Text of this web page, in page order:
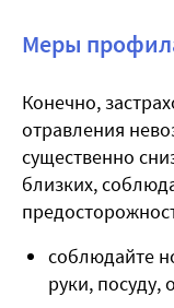
Меры
Конечно,
отравления
существенно
близких,
соблюдайте
руки,